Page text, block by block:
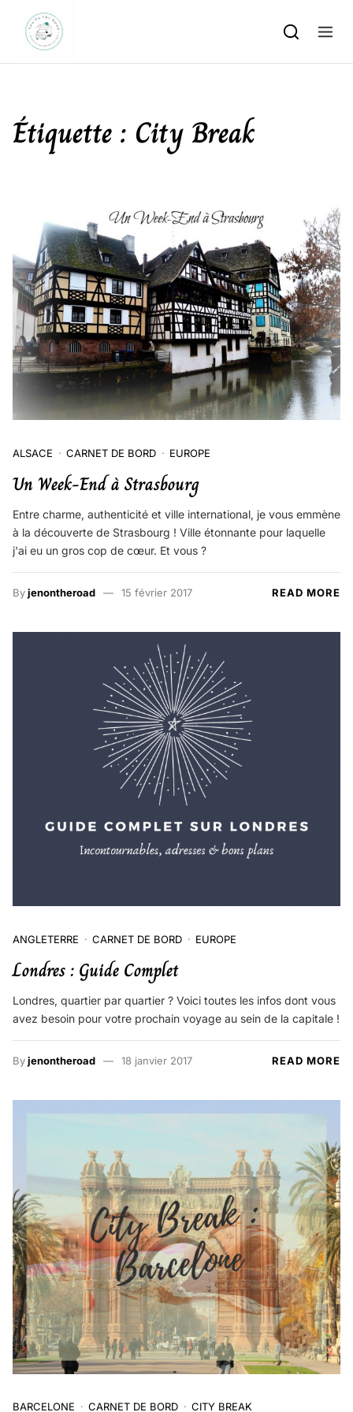
Skip to content
Étiquette : City Break
ALSACE CARNET DE BORD EUROPE
Un Week-End à Strasbourg
Entre charme, authenticité et ville international, je vous emmène
à la découverte de Strasbourg ! Ville étonnante pour laquelle
j'ai eu un gros cop de cœur. Et vous ?
Byjenontheroad 15 février 2017 READ MORE
ANGLETERRE CARNET DE BORD EUROPE
Londres : Guide Complet
Londres, quartier par quartier ? Voici toutes les infos dont vous
avez besoin pour votre prochain voyage au sein de la capitale !
Byjenontheroad 18 janvier 2017 READ MORE
BARCELONE CARNET DE BORD CITY BREAK